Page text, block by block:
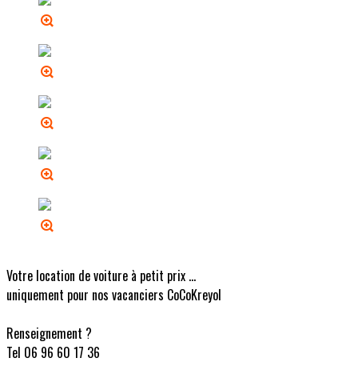
Votre location de voiture à petit prix ...
uniquement pour nos vacanciers CoCoKreyol
Renseignement ?
Tel 06 96 60 17 36